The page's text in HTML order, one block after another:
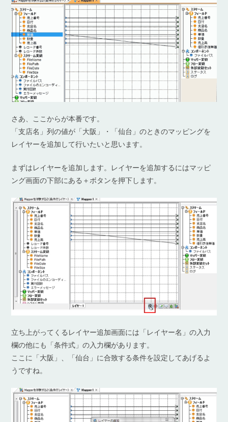
さあ、ここからが本番です。
「支店名」列の値が「大阪」・「仙台」のときのマッピングを
レイヤーを追加して行いたいと思います。
まずはレイヤーを追加します。レイヤーを追加するにはマッピ
ング画面の下部にある＋ボタンを押下します。
立ち上がってくるレイヤー追加画面には「レイヤー名」の入力
欄の他にも「条件式」の入力欄があります。
ここに「大阪」、「仙台」に合致する条件を設定してあげるよ
うですね。